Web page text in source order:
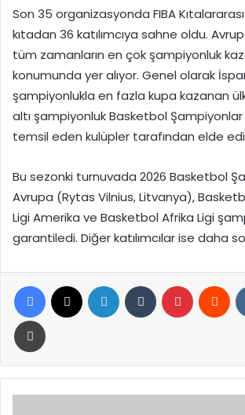
Son 35 organizasyonda FIBA
kıtadan 36 katılımcıya sahne oldu.
tüm zamanların en çok şampiyonluk
konumunda yer alıyor. Genel olarak
şampiyonlukla en fazla kupa kazanan
altı şampiyonluk Basketbol Şampiyonlar
temsil eden kulüpler tarafından elde
Bu sezonki turnuvada 2026 Basketbol
Avrupa (Rytas Vilnius, Litvanya),
Ligi Amerika ve Basketbol Afrika Ligi
garantiledi. Diğer katılımcılar ise daha
Facebook LinkedIn Tumblr Pinterest
Yazdır